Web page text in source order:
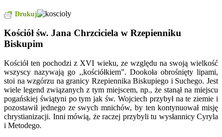
Drukuj
Kościół św. Jana Chrzciciela w Rzepienniku
Biskupim
Kościół ten pochodzi z XVI wieku, ze względu na swoją wielkość
wszyscy nazywają go ,,kościółkiem”. Dookoła obrośnięty lipami,
stoi na wzgórzu na granicy Rzepiennika Biskupiego i Suchego. Jest
wiele legend związanych z tym miejscem, np., że stanął na miejscu
pogańskiej świątyni po tym jak św. Wojciech przybył na te ziemie i
pozostawił jednego ze swych mnichów, by ten kontynuował misję
chrystianizacji. Inni mówią, że raczej przybyli tu wysłannicy Cyryla
i Metodego.